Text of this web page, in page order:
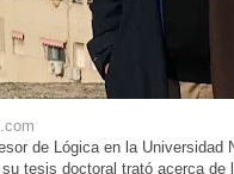
de Lógica en la Universidad
tesis doctoral trató acerca